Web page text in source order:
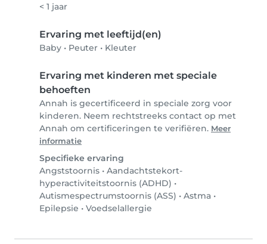
< 1 jaar
Ervaring met leeftijd(en)
Baby • Peuter • Kleuter
Ervaring met kinderen met speciale
behoeften
Annah is gecertificeerd in speciale zorg voor
kinderen. Neem rechtstreeks contact op met
Annah om certificeringen te verifiëren. Meer
informatie
Specifieke ervaring
Angststoornis • Aandachtstekort-
hyperactiviteitstoornis (ADHD) •
Autismespectrumstoornis (ASS) • Astma •
Epilepsie • Voedselallergie